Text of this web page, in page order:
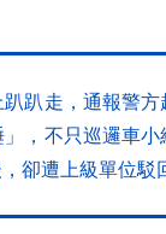
趴走，通報警方
，不只巡邏車
卻遭上級單位駁